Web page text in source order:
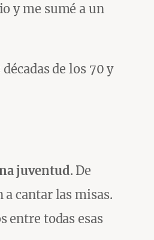
y me sumé a un
de los 70 y
juventud. De
cantar las misas.
entre todas esas